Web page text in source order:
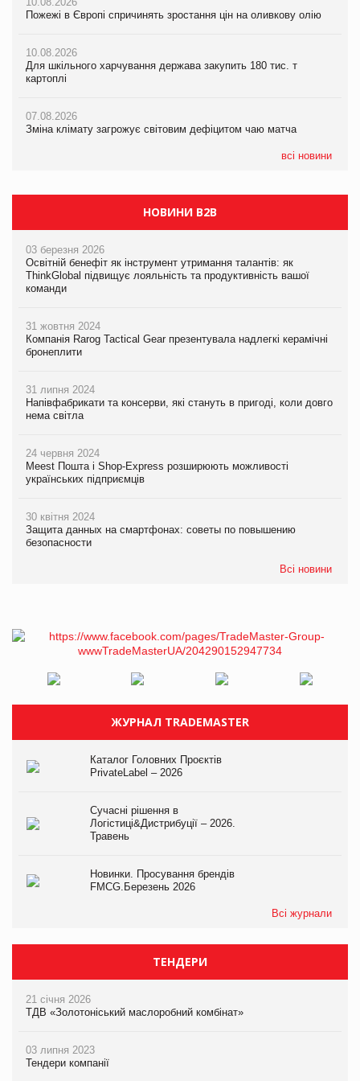
Пожежі в Європі спричинять зростання цін на оливкову олію
10.08.2026
Для шкільного харчування держава закупить 180 тис. т
картоплі
07.08.2026
Зміна клімату загрожує світовим дефіцитом чаю матча
всі новини
Криза у Китаї може спричинити великі потрясіння для світової
економіки
Kraft Heinz скоротила збиток у першому півріччі
Криза у Китаї може спричинити великі потрясіння для світової
економіки
Kraft Heinz скоротила збиток у першому півріччі
НОВИНИ B2B
03 березня 2026
Освітній бенефіт як інструмент утримання талантів: як
ThinkGlobal підвищує лояльність та продуктивність вашої
команди
31 жовтня 2024
Компанія Rarog Tactical Gear презентувала надлегкі керамічні
бронеплити
31 липня 2024
Напівфабрикати та консерви, які стануть в пригоді, коли довго
нема світла
24 червня 2024
Meest Пошта і Shop-Express розширюють можливості
українських підприємців
30 квітня 2024
Защита данных на смартфонах: советы по повышению
безопасности
Всі новини
ЖУРНАЛ TRADEMASTER
Каталог Головних Проєктів
PrivateLabel – 2026
Сучасні рішення в
Логістиці&Дистрибуції – 2026.
Травень
Новинки. Просування брендів
FMCG.Березень 2026
Всі журнали
ТЕНДЕРИ
21 січня 2026
ТДВ «Золотоніський маслоробний комбінат»
03 липня 2023
Тендери компанії